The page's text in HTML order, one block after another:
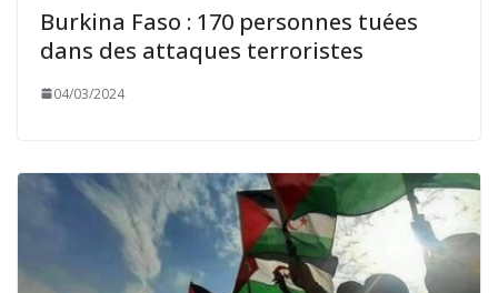
Burkina Faso : 170 personnes tuées
dans des attaques terroristes
04/03/2024